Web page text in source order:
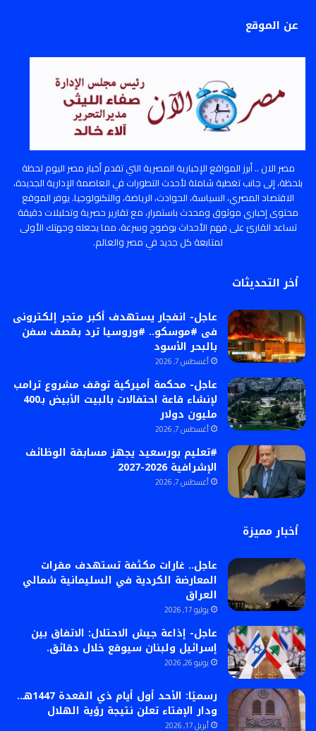
عن الموقع
مصر الان .. أبرز المواقع الإخبارية المصرية التي تقدم أخبار مصر اليوم لحظة
بلحظة، إلى جانب تغطية شاملة لأحدث التطورات في العاصمة الإدارية الجديدة،
الاقتصاد المصري، السياسة، الحوادث، الرياضة، والتكنولوجيا. يوفر الموقع
محتوى إخباري موثوق ومحدث باستمرار، مع تقارير حصرية وتحليلات دقيقة
تساعد القارئ على فهم الأحداث بوضوح وسرعة، مما يجعله وجهتك الأولى
لمتابعة كل جديد في مصر والعالم.
أخر التحديثات
عاجل- انفجار يستهدف أكبر متجر إلكترونى
فى #موسكو.. #وروسيا ترد بقصف سفن
بالبحر الأسود
أغسطس 7, 2026
عاجل- محكمة أميركية توقف مشروع ترامب
لإنشاء قاعة احتفالات بالبيت الأبيض بـ400
مليون دولار
أغسطس 7, 2026
#تعليم بورسعيد يجهز مسابقة الوظائف
الإشرافية 2026-2027
أغسطس 7, 2026
أخبار مميزة
عاجل.. غارات مكثفة تستهدف مقرات
المعارضة الكردية في السليمانية شمالي
العراق
يوليو 17, 2026
عاجل- إذاعة جيش الاحتلال: الاتفاق بين
إسرائيل ولبنان سيوقع خلال دقائق.
يونيو 26, 2026
رسميًا: الأحد أول أيام ذي القعدة 1447هـ..
ودار الإفتاء تعلن نتيجة رؤية الهلال
أبريل 17, 2026